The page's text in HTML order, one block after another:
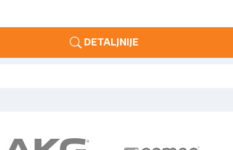
DETALJNIJE